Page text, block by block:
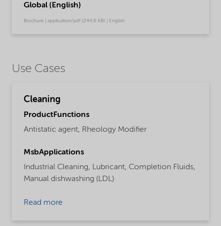
Global (English)
Brochure | application/pdf (244,9 KB) | English
Use Cases
Cleaning
ProductFunctions
Antistatic agent, Rheology Modifier
MsbApplications
Industrial Cleaning, Lubricant, Completion Fluids,
Manual dishwashing (LDL)
Read more